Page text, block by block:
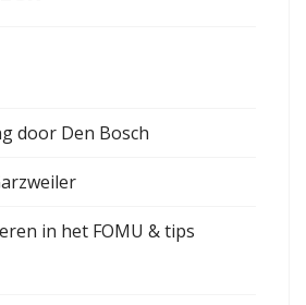
door Den Bosch
in het FOMU & tips